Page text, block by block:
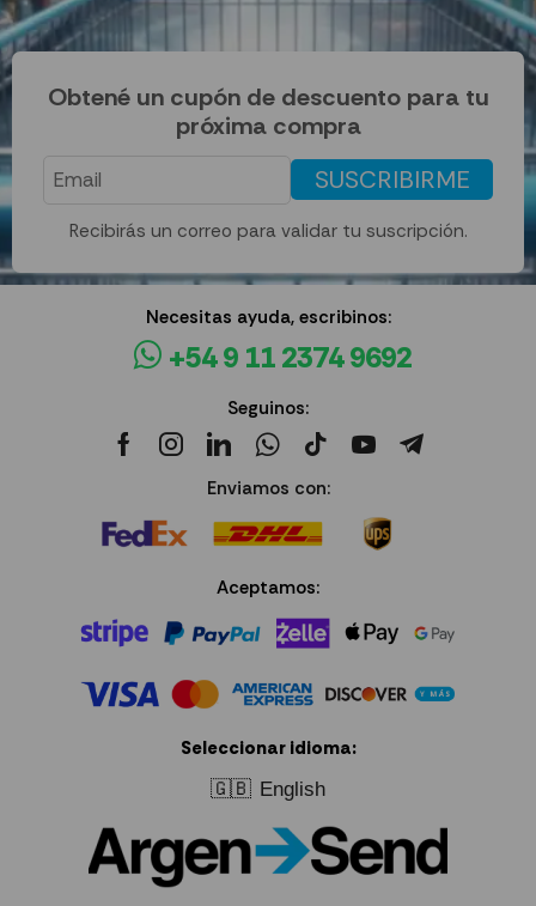
Obtené un cupón de descuento para tu
próxima compra
SUSCRIBIRME
Recibirás un correo para validar tu suscripción.
Necesitas ayuda, escribinos:
+54 9 11 2374 9692
Seguinos:
Enviamos con:
Aceptamos:
Seleccionar idioma:
🇬🇧 English